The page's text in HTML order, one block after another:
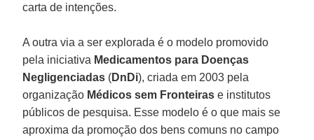
carta de intenções.
A outra via a ser explorada é o modelo promovido
pela iniciativa Medicamentos para Doenças
Negligenciadas (DnDi), criada em 2003 pela
organização Médicos sem Fronteiras e institutos
públicos de pesquisa. Esse modelo é o que mais se
aproxima da promoção dos bens comuns no campo